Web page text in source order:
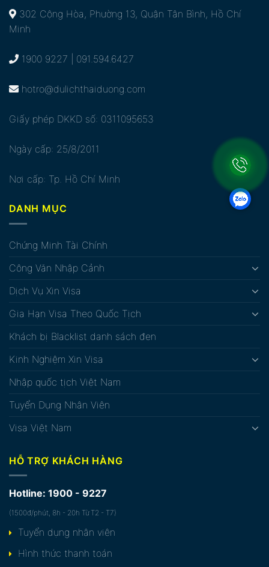
302 Cộng Hòa, Phường 13, Quận Tân Bình, Hồ Chí
Minh
1900 9227 | 091.594.6427
hotro@dulichthaiduong.com
Giấy phép DKKD số: 0311095653
Ngày cấp: 25/8/2011
Nơi cấp: Tp. Hồ Chí Minh
DANH MỤC
Chứng Minh Tài Chính
Công Văn Nhập Cảnh
Dịch Vụ Xin Visa
Gia Hạn Visa Theo Quốc Tịch
Khách bị Blacklist danh sách đen
Kinh Nghiệm Xin Visa
Nhập quốc tịch Việt Nam
Tuyển Dụng Nhân Viên
Visa Việt Nam
HỖ TRỢ KHÁCH HÀNG
Hotline: 1900 - 9227
(1500đ/phút, 8h - 20h Từ T2 - T7)
Tuyển dụng nhân viên
Hình thức thanh toán